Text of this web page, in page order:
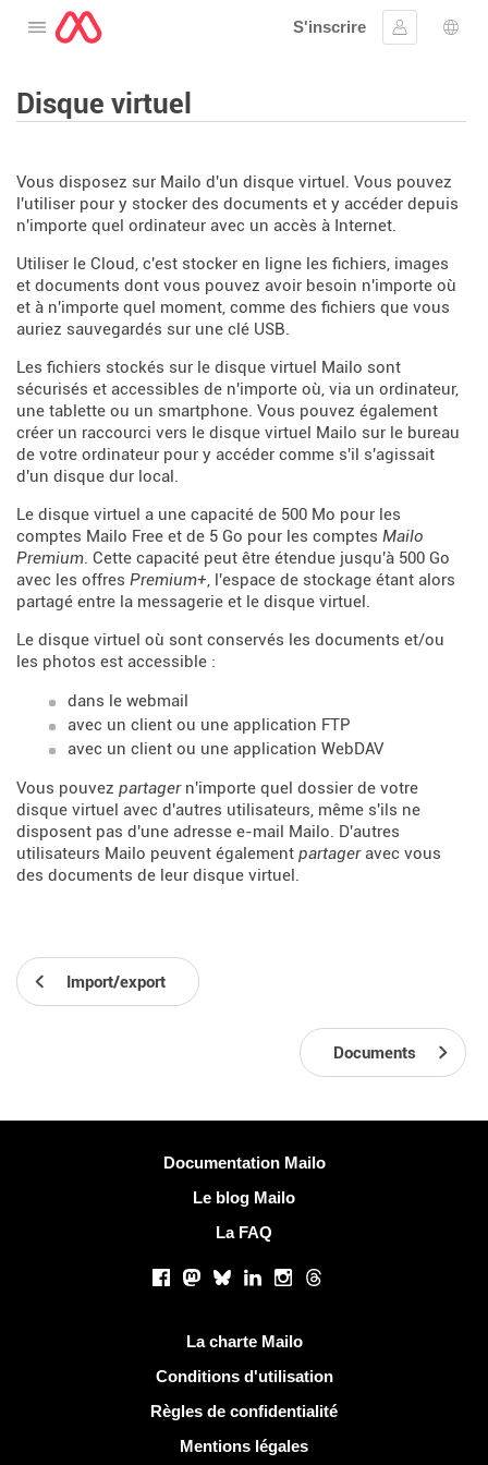
Ouvrir le menu
S'inscrire
Se
Disque virtuel
Vous disposez sur Mailo d'un disque virtuel. Vous pouvez
l'utiliser pour y stocker des documents et y accéder depuis
n'importe quel ordinateur avec un accès à Internet.
Utiliser le Cloud, c'est stocker en ligne les fichiers, images
et documents dont vous pouvez avoir besoin n'importe où
et à n'importe quel moment, comme des fichiers que vous
auriez sauvegardés sur une clé USB.
Les fichiers stockés sur le disque virtuel Mailo sont
sécurisés et accessibles de n'importe où, via un ordinateur,
une tablette ou un smartphone. Vous pouvez également
créer un raccourci vers le disque virtuel Mailo sur le bureau
de votre ordinateur pour y accéder comme s'il s'agissait
d'un disque dur local.
Le disque virtuel a une capacité de 500 Mo pour les
comptes Mailo Free et de 5 Go pour les comptes Mailo
Premium. Cette capacité peut être étendue jusqu'à 500 Go
avec les offres Premium+, l'espace de stockage étant alors
partagé entre la messagerie et le disque virtuel.
Le disque virtuel où sont conservés les documents et/ou
les photos est accessible :
dans le webmail
avec un client ou une application FTP
avec un client ou une application WebDAV
Vous pouvez partagern'importe quel dossier de votre
disque virtuel avec d'autres utilisateurs, même s'ils ne
disposent pas d'une adresse e-mail Mailo. D'autres
utilisateurs Mailo peuvent également partageravec vous
des documents de leur disque virtuel.
Import/export
Documents
Documentation Mailo
Le blog Mailo
La FAQ
Facebook
Mastodon
BlueskyLinkedInInstagram
Threads
La charte Mailo
Conditions d'utilisation
Règles de confidentialité
Mentions légales